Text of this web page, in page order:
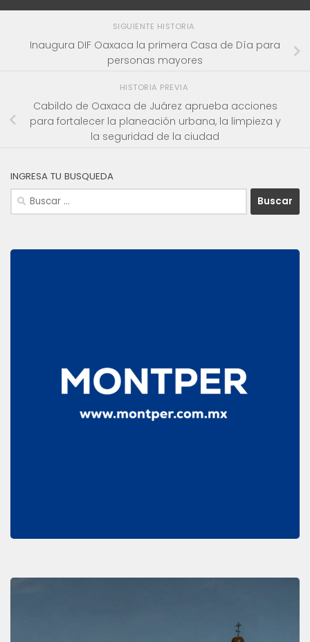
SIGUIENTE HISTORIA
Inaugura DIF Oaxaca la primera Casa de Día para
personas mayores
HISTORIA PREVIA
Cabildo de Oaxaca de Juárez aprueba acciones
para fortalecer la planeación urbana, la limpieza y
la seguridad de la ciudad
INGRESA TU BUSQUEDA
Buscar: